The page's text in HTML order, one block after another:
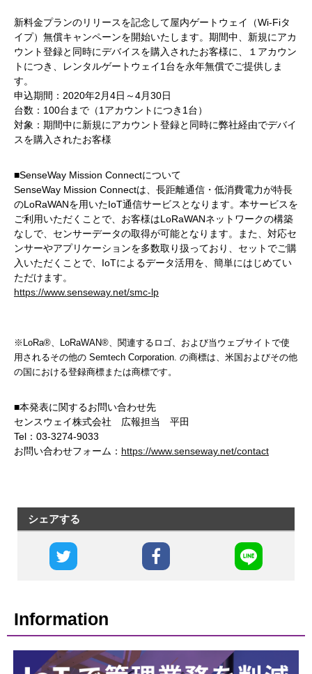
新料金プランのリリースを記念して屋内ゲートウェイ（Wi-Fiタ
イプ）無償キャンペーンを開始いたします。期間中、新規にアカ
ウント登録と同時にデバイスを購入されたお客様に、１アカウン
トにつき、レンタルゲートウェイ1台を永年無償でご提供しま
す。
申込期間：2020年2月4日～4月30日
台数：100台まで（1アカウントにつき1台）
対象：期間中に新規にアカウント登録と同時に弊社経由でデバイ
スを購入されたお客様
■SenseWay Mission Connectについて
SenseWay Mission Connectは、長距離通信・低消費電力が特長
のLoRaWANを用いたIoT通信サービスとなります。本サービスを
ご利用いただくことで、お客様はLoRaWANネットワークの構築
なしで、センサーデータの取得が可能となります。また、対応セ
ンサーやアプリケーションを多数取り扱っており、セットでご購
入いただくことで、IoTによるデータ活用を、簡単にはじめてい
ただけます。
https://www.senseway.net/smc-lp
※LoRa®、LoRaWAN®、関連するロゴ、および当ウェブサイトで使
用されるその他の Semtech Corporation. の商標は、米国およびその他
の国における登録商標または商標です。
■本発表に関するお問い合わせ先
センスウェイ株式会社 広報担当 平田
Tel：03-3274-9033
お問い合わせフォーム： https://www.senseway.net/contact
シェアする
Information